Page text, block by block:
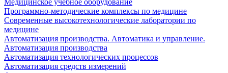
Медицинское учебное оборудование
Программно-методические комплексы по медицине
Современные высокотехнологические лаборатории по
медицине
Автоматизация производства. Автоматика и управление.
Автоматизация производства
Автоматизация технологических процессов
Автоматизация средств измерений